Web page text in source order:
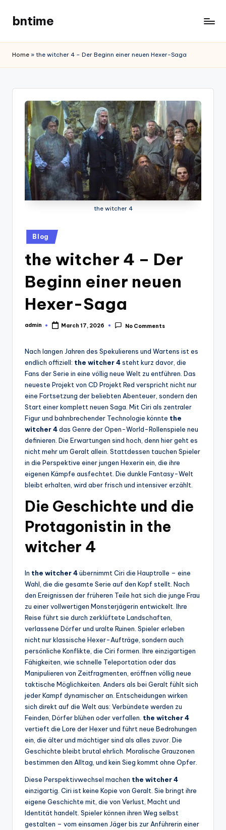
content
bntime
Home » the witcher 4 – Der Beginn einer neuen Hexer-Saga
the witcher 4
Posted
in
Blog
the witcher 4 – Der
Beginn einer neuen
Hexer-Saga
Posted
admin March 17, 2026 No Comments
Nach langen Jahren des Spekulierens und Wartens ist es
endlich offiziell: the witcher 4steht kurz davor, die
Fans der Serie in eine völlig neue Welt zu entführen. Das
neueste Projekt von CD Projekt Red verspricht nicht nur
eine Fortsetzung der beliebten Abenteuer, sondern den
Start einer komplett neuen Saga. Mit Ciri als zentraler
Figur und bahnbrechender Technologie könnte the
witcher 4das Genre der Open-World-Rollenspiele neu
definieren. Die Erwartungen sind hoch, denn hier geht es
nicht mehr um Geralt allein. Stattdessen tauchen Spieler
in die Perspektive einer jungen Hexerin ein, die ihre
eigenen Kämpfe ausfechtet. Die dunkle Fantasy-Welt
bleibt erhalten, wird aber frisch und intensiver erzählt.
Die Geschichte und die
Protagonistin in the
witcher 4
In the witcher 4übernimmt Ciri die Hauptrolle – eine
Wahl, die die gesamte Serie auf den Kopf stellt. Nach
den Ereignissen der früheren Teile hat sich die junge Frau
zu einer vollwertigen Monsterjägerin entwickelt. Ihre
Reise führt sie durch zerklüftete Landschaften,
verlassene Dörfer und uralte Ruinen. Spieler erleben
nicht nur klassische Hexer-Aufträge, sondern auch
persönliche Konflikte, die Ciri formen. Ihre einzigartigen
Fähigkeiten, wie schnelle Teleportation oder das
Manipulieren von Zeitfragmenten, eröffnen völlig neue
taktische Möglichkeiten. Anders als bei Geralt fühlt sich
jeder Kampf dynamischer an. Entscheidungen wirken
sich direkt auf die Welt aus: Verbündete werden zu
Feinden, Dörfer blühen oder verfallen. the witcher 4
vertieft die Lore der Hexer und führt neue Bedrohungen
ein, die älter und mächtiger sind als alles zuvor. Die
Geschichte bleibt brutal ehrlich. Moralische Grauzonen
bestimmen den Alltag, und kein Sieg kommt ohne Opfer.
Diese Perspektivwechsel machen the witcher 4
einzigartig. Ciri ist keine Kopie von Geralt. Sie bringt ihre
eigene Geschichte mit, die von Verlust, Macht und
Identität handelt. Spieler können ihren Weg selbst
gestalten – vom einsamen Jäger bis zur Anführerin einer